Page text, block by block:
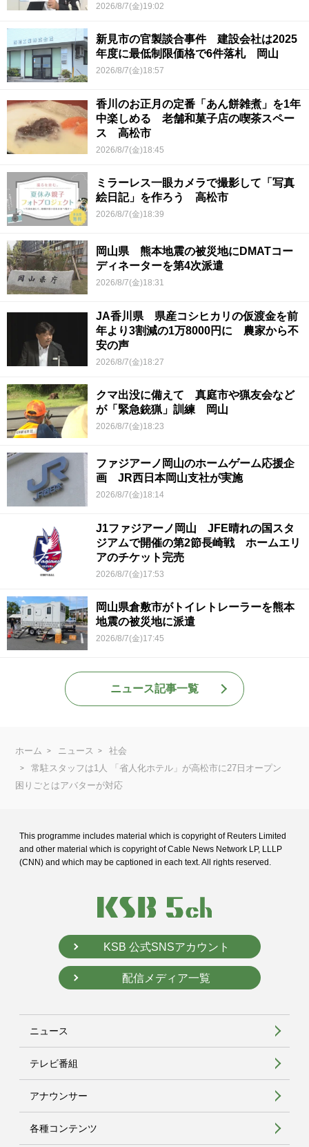
2026/8/7(金)19:02
新見市の官製談合事件 建設会社は2025
年度に最低制限価格で6件落札 岡山
2026/8/7(金)18:57
香川のお正月の定番「あん餅雑煮」を1年
中楽しめる 老舗和菓子店の喫茶スペー
ス 高松市
2026/8/7(金)18:45
ミラーレス一眼カメラで撮影して「写真
絵日記」を作ろう 高松市
2026/8/7(金)18:39
岡山県 熊本地震の被災地にDMATコー
ディネーターを第4次派遣
2026/8/7(金)18:31
JA香川県 県産コシヒカリの仮渡金を前
年より3割減の1万8000円に 農家から不
安の声
2026/8/7(金)18:27
クマ出没に備えて 真庭市や猟友会など
が「緊急銃猟」訓練 岡山
2026/8/7(金)18:23
ファジアーノ岡山のホームゲーム応援企
画 JR西日本岡山支社が実施
2026/8/7(金)18:14
J1ファジアーノ岡山 JFE晴れの国スタ
ジアムで開催の第2節長崎戦 ホームエリ
アのチケット完売
2026/8/7(金)17:53
岡山県倉敷市がトイレトレーラーを熊本
地震の被災地に派遣
2026/8/7(金)17:45
ニュース記事一覧
ホーム ニュース
社会
常駐スタッフは1人 「省人化ホテル」が高松市に27日オープン
困りごとはアバターが対応
This programme includes material which is copyright of Reuters Limited
and other material which is copyright of Cable News Network LP, LLLP
(CNN) and which may be captioned in each text. All rights reserved.
KSB 公式SNSアカウント
配信メディア一覧
ニュース
テレビ番組
アナウンサー
各種コンテンツ